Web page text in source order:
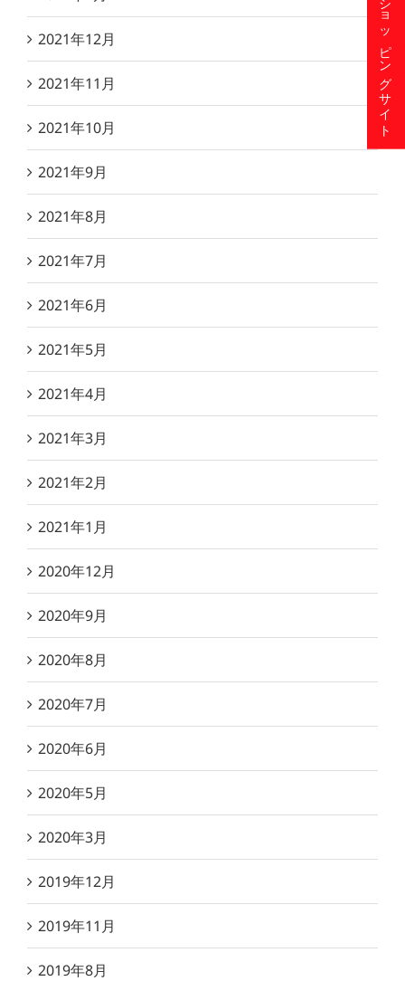
2021年12月
2021年11月
2021年10月
2021年9月
2021年8月
2021年7月
2021年6月
2021年5月
2021年4月
2021年3月
2021年2月
2021年1月
2020年12月
2020年9月
2020年8月
2020年7月
2020年6月
2020年5月
2020年3月
2019年12月
2019年11月
2019年8月
ショッピングサイト